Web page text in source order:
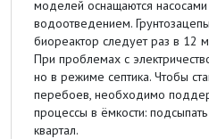
моделей оснащаются
водоотведением.
биореактор следует раз в 12
При проблемах с
но в режиме септика. Чтобы
перебоев, необходимо
процессы в ёмкости:
квартал.